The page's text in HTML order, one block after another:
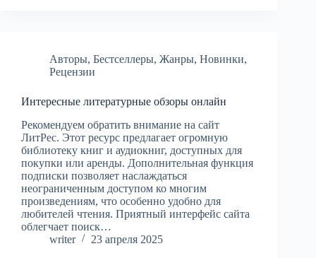
Авторы, Бестселлеры, Жанры, Новинки,
Рецензии
Интересные литературные обзоры онлайн
Рекомендуем обратить внимание на сайт
ЛитРес. Этот ресурс предлагает огромную
библиотеку книг и аудиокниг, доступных для
покупки или аренды. Дополнительная функция
подписки позволяет наслаждаться
неограниченным доступом ко многим
произведениям, что особенно удобно для
любителей чтения. Приятный интерфейс сайта
облегчает поиск…
writer
23 апреля 2025